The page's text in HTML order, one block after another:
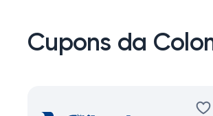
Cupons da